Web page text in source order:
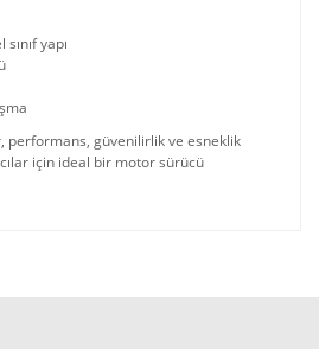
yapı
performans, güvenilirlik ve esneklik
için ideal bir motor sürücü